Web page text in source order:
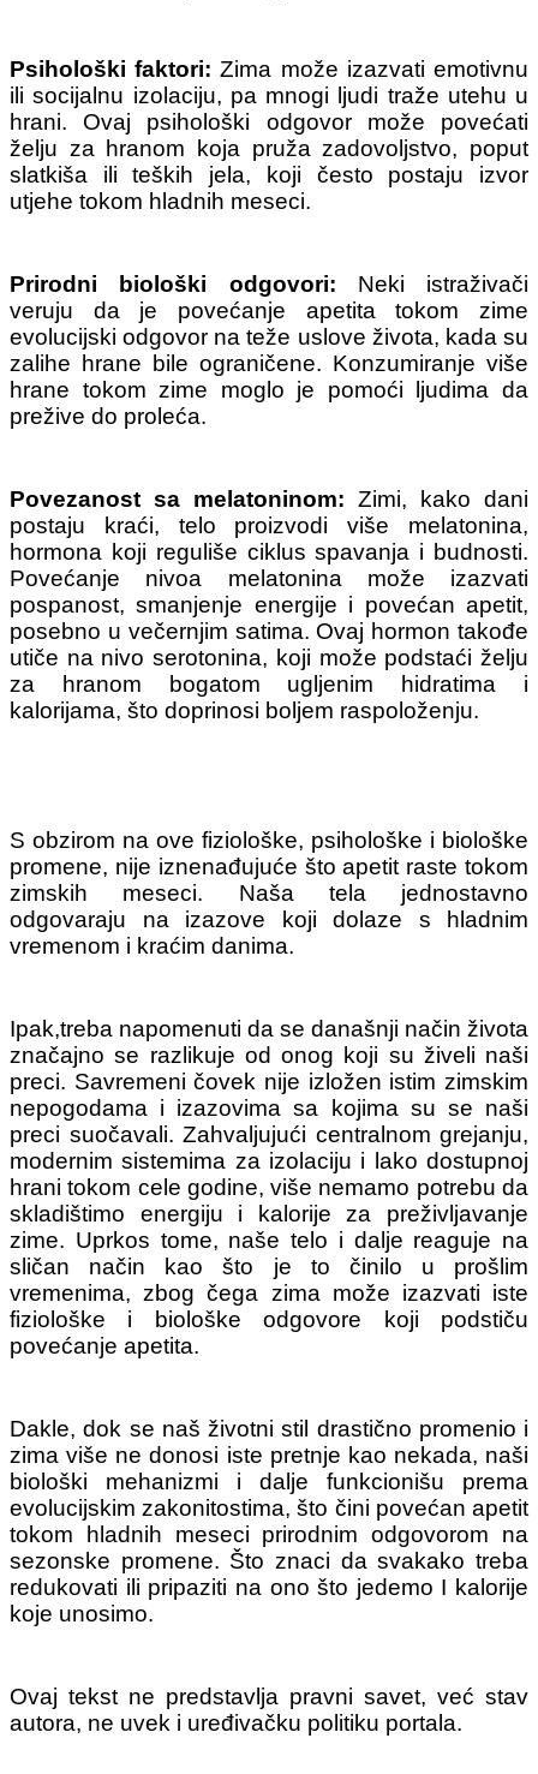
Psihološki faktori: Zima može izazvati emotivnu
ili socijalnu izolaciju, pa mnogi ljudi traže utehu u
hrani. Ovaj psihološki odgovor može povećati
želju za hranom koja pruža zadovoljstvo, poput
slatkiša ili teških jela, koji često postaju izvor
utjehe tokom hladnih meseci.
Prirodni biološki odgovori: Neki istraživači
veruju da je povećanje apetita tokom zime
evolucijski odgovor na teže uslove života, kada su
zalihe hrane bile ograničene. Konzumiranje više
hrane tokom zime moglo je pomoći ljudima da
prežive do proleća.
Povezanost sa melatoninom: Zimi, kako dani
postaju kraći, telo proizvodi više melatonina,
hormona koji reguliše ciklus spavanja i budnosti.
Povećanje nivoa melatonina može izazvati
pospanost, smanjenje energije i povećan apetit,
posebno u večernjim satima. Ovaj hormon takođe
utiče na nivo serotonina, koji može podstaći želju
za hranom bogatom ugljenim hidratima i
kalorijama, što doprinosi boljem raspoloženju.
S obzirom na ove fiziološke, psihološke i biološke
promene, nije iznenađujuće što apetit raste tokom
zimskih meseci. Naša tela jednostavno
odgovaraju na izazove koji dolaze s hladnim
vremenom i kraćim danima.
Ipak,treba napomenuti da se današnji način života
značajno se razlikuje od onog koji su živeli naši
preci. Savremeni čovek nije izložen istim zimskim
nepogodama i izazovima sa kojima su se naši
preci suočavali. Zahvaljujući centralnom grejanju,
modernim sistemima za izolaciju i lako dostupnoj
hrani tokom cele godine, više nemamo potrebu da
skladištimo energiju i kalorije za preživljavanje
zime. Uprkos tome, naše telo i dalje reaguje na
sličan način kao što je to činilo u prošlim
vremenima, zbog čega zima može izazvati iste
fiziološke i biološke odgovore koji podstiču
povećanje apetita.
Dakle, dok se naš životni stil drastično promenio i
zima više ne donosi iste pretnje kao nekada, naši
biološki mehanizmi i dalje funkcionišu prema
evolucijskim zakonitostima, što čini povećan apetit
tokom hladnih meseci prirodnim odgovorom na
sezonske promene. Što znaci da svakako treba
redukovati ili pripaziti na ono što jedemo I kalorije
koje unosimo.
Ovaj tekst ne predstavlja pravni savet, već stav
autora, ne uvek i uređivačku politiku portala.